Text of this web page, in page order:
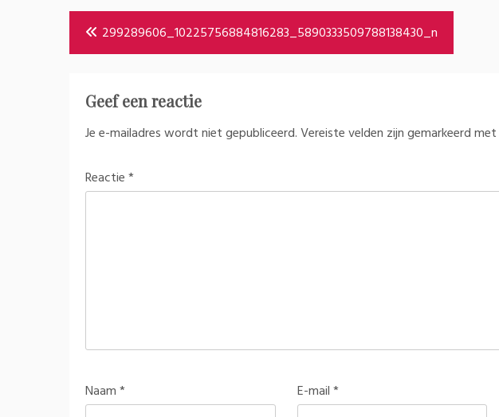
Bericht
navigatie
299289606_10225756884816283_5890333509788138430_n
Geef een reactie
Je e-mailadres wordt niet gepubliceerd.Vereiste velden zijn gemarkeerd met
Reactie*
Naam* E-mail*